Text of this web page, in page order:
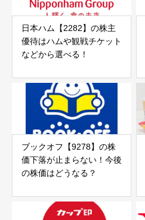
日本ハム【2282】の株主
優待はハムや観戦チケット
などから選べる！
ブックオフ【9278】の株
価下落が止まらない！今後
の株価はどうなる？